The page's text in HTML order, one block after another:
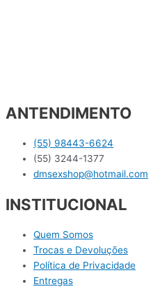
ANTENDIMENTO
(55) 98443-6624
(55) 3244-1377
dmsexshop@hotmail.com
INSTITUCIONAL
Quem Somos
Trocas e Devoluções
Política de Privacidade
Entregas